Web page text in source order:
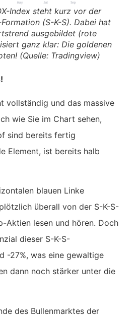
Index steht kurz vor der
(S-K-S). Dabei hat
ausgebildet (rote
ganz klar: Die goldenen
(Quelle: Tradingview)
vollständig und das massive
wie Sie im Chart sehen,
sind bereits fertig
Element, ist bereits halb
blauen Linke
überall von der S-K-S-
Aktien lesen und hören. Doch
dieser S-K-S-
-27%, was eine gewaltige
dann noch stärker unter die
des Bullenmarktes der